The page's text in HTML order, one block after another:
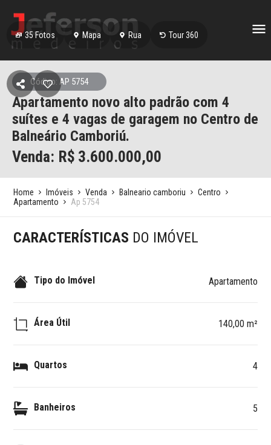
35 Fotos Mapa Rua Tour 360
Código: AP 5754
Apartamento novo alto padrão com 4
suítes e 4 vagas de garagem no Centro de
Balneário Camboriú.
Venda: R$ 3.600.000,00
Home Imóveis Venda Balneario camboriu
Centro
Apartamento
Ap 5754
CARACTERÍSTICAS DO IMÓVEL
Tipo do Imóvel Apartamento
Área Útil 140,00 m²
Quartos 4
Banheiros 5